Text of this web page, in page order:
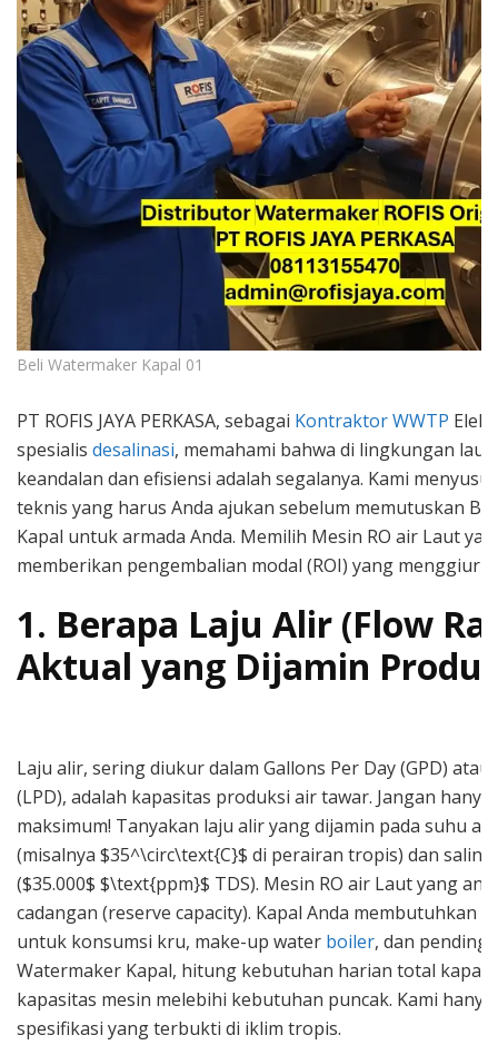
Beli Watermaker Kapal 01
PT ROFIS JAYA PERKASA, sebagai Kontraktor WWTP
spesialis desalinasi, memahami bahwa di lingkungan
keandalan dan efisiensi adalah segalanya. Kami
teknis yang harus Anda ajukan sebelum memutuskan
Kapal untuk armada Anda. Memilih Mesin RO air Laut
memberikan pengembalian modal (ROI) yang
1. Berapa Laju Alir (Flow
Aktual yang Dijamin
Laju alir, sering diukur dalam Gallons Per Day (GPD) atau
(LPD), adalah kapasitas produksi air tawar. Jangan
maksimum! Tanyakan laju alir yang dijamin pada suhu
(misalnya $35^\circ\text{C}$ di perairan tropis) dan
($35.000$ $\text{ppm}$ TDS). Mesin RO air Laut yang
cadangan (reserve capacity). Kapal Anda membutuhkan
untuk konsumsi kru, make-up water boiler, dan
Watermaker Kapal, hitung kebutuhan harian total kapal
kapasitas mesin melebihi kebutuhan puncak. Kami hanya
spesifikasi yang terbukti di iklim tropis.